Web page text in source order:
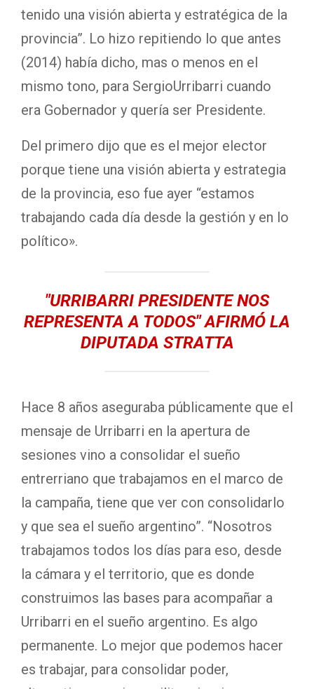
tenido una visión abierta y estratégica de la
provincia”. Lo hizo repitiendo lo que antes
(2014) había dicho, mas o menos en el
mismo tono, para SergioUrribarri cuando
era Gobernador y quería ser Presidente.
Del primero dijo que es el mejor elector
porque tiene una visión abierta y estrategia
de la provincia, eso fue ayer “estamos
trabajando cada día desde la gestión y en lo
político».
"URRIBARRI PRESIDENTE NOS
REPRESENTA A TODOS" AFIRMÓ LA
DIPUTADA STRATTA
Hace 8 años aseguraba públicamente que el
mensaje de Urribarri en la apertura de
sesiones vino a consolidar el sueño
entrerriano que trabajamos en el marco de
la campaña, tiene que ver con consolidarlo
y que sea el sueño argentino”. “Nosotros
trabajamos todos los días para eso, desde
la cámara y el territorio, que es donde
construimos las bases para acompañar a
Urribarri en el sueño argentino. Es algo
permanente. Lo mejor que podemos hacer
es trabajar, para consolidar poder,